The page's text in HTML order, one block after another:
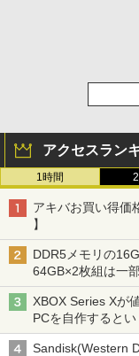
アクセスラン
1時間
アキバお買い得価
】
DDR5メモリの
64GB×2枚組は一
XBOX Series Xが
PCを自作すると
ーム』】
Sandisk(Western